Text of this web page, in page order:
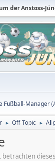
der Anstoss-
Fußball-Manager
► Off-Topic ►